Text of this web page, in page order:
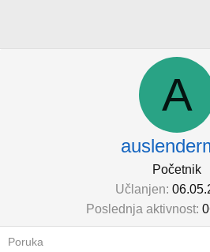
A
Početnik
Učlanjen
Poslednja aktivnost
Poruka